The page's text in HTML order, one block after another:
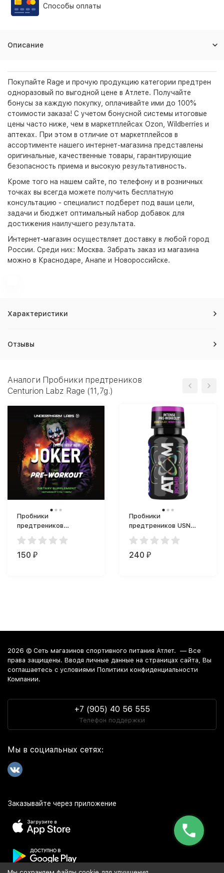
Способы оплаты
Описание
Покупайте Rage и прочую продукцию категории предтрен
одноразовый по выгодной цене в Атлете. Получайте
бонусы за каждую покупку, оплачивайте ими до 100%
стоимости заказа! С учетом бонусной системы итоговые
цены часто ниже, чем в маркетплейсах Ozon, Wildberries и
аптеках. При этом в отличие от маркетплейсов в
ассортименте нашего интернет-магазина представлены
оригинальные, качественные товары, гарантирующие
безопасность приема и высокую результативность.
Кроме того на нашем сайте, по телефону и в розничных
точках вы всегда можете получить бесплатную
консультацию - специалист подберет под ваши цели,
задачи и бюджет оптимальный набор добавок для
достижения наилучшего результата.
Интернет-магазин осуществляет доставку в любой город
России. Среди них: Москва. Забрать заказ из магазина
можно в Краснодаре, Анапе и Новороссийске.
Характеристики
Отзывы
Аналоги Пробники предтреников
Centurion Labz Rage (11,7g.)
Пробники
предтреников
Underfarm Labs Joker
предтренинг (6 г)
150 ₽
Пробники
предтреников USN
Atom Bomb (60 мл)
240 ₽
2026 © Сеть магазинов спортивного питания Атлет. — Все
права защищены. Вводя личные данные на страницах сайта, Вы
соглашаетесь c условиями Политики конфиденциальности
Компании.
+7 (905) 40 56 555
Телефон поддержки
Мы в социальных сетях:
Заказывайте через приложение